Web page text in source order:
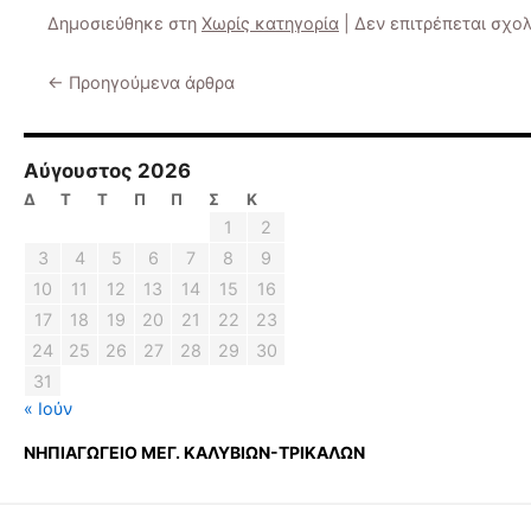
Δημοσιεύθηκε στη Χωρίς κατηγορία Δεν επιτρέπεται
← Προηγούμενα άρθρα
Αύγουστος 2026
Δ Τ Τ Π Π Σ Κ
1
2
3
4 5 6 7 8
9
10
11 12 13 14 15
16
17
18 19 20 21 22
23
24
25 26 27 28 29
30
31
« Ιούν
ΝΗΠΙΑΓΩΓΕΙΟ ΜΕΓ. ΚΑΛΥΒΙΩΝ-ΤΡΙΚΑΛΩΝ